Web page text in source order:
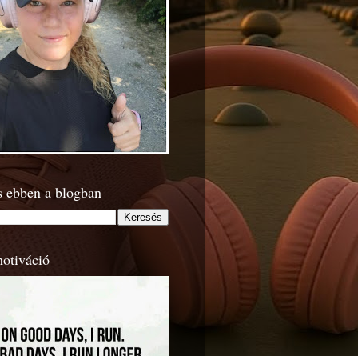
ebben a blogban